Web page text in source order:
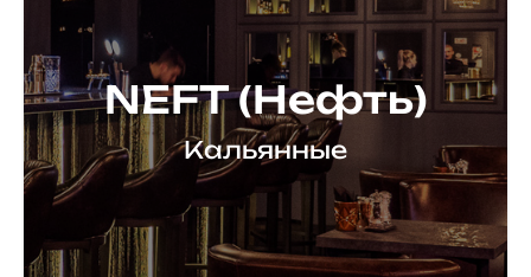
NEFT (Нефть)
Kальянные